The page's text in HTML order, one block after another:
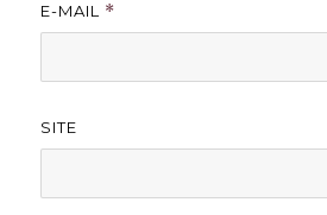
E-MAIL *
SITE